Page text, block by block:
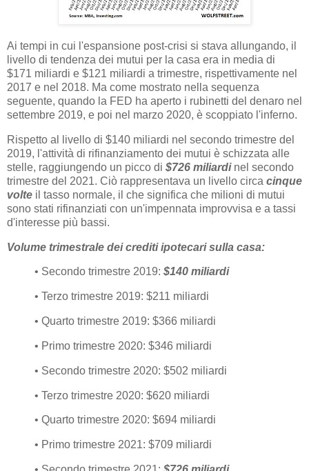
Ai tempi in cui l'espansione post-crisi si stava allungando, il
livello di tendenza dei mutui per la casa era in media di
$171 miliardi e $121 miliardi a trimestre, rispettivamente nel
2017 e nel 2018. Ma come mostrato nella sequenza
seguente, quando la FED ha aperto i rubinetti del denaro nel
settembre 2019, e poi nel marzo 2020, è scoppiato l'inferno.
Rispetto al livello di $140 miliardi nel secondo trimestre del
2019, l'attività di rifinanziamento dei mutui è schizzata alle
stelle, raggiungendo un picco di $726 miliardinel secondo
trimestre del 2021. Ciò rappresentava un livello circa cinque
volte il tasso normale, il che significa che milioni di mutui
sono stati rifinanziati con un'impennata improvvisa e a tassi
d'interesse più bassi.
Volume trimestrale dei crediti ipotecari sulla casa:
• Secondo trimestre 2019: $140 miliardi
• Terzo trimestre 2019: $211 miliardi
• Quarto trimestre 2019: $366 miliardi
• Primo trimestre 2020: $346 miliardi
• Secondo trimestre 2020: $502 miliardi
• Terzo trimestre 2020: $620 miliardi
• Quarto trimestre 2020: $694 miliardi
• Primo trimestre 2021: $709 miliardi